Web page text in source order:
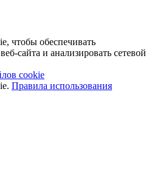
чтобы обеспечивать
сайта и анализировать сетевой
cookie
Правила использования